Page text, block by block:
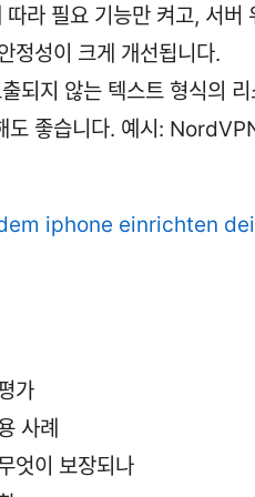
라 필요 기능만 켜고, 서버
정성이 크게 개선됩니다.
되지 않는 텍스트 형식의
도 좋습니다. 예시:
iphone einrichten
가
사례
엇이 보장되나